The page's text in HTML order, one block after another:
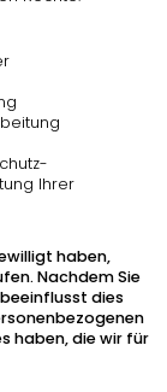
Ihrer
haben,
Nachdem Sie
dies
haben, die wir für